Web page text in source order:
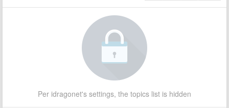
Per idragonet's settings, the topics list is hidden